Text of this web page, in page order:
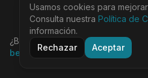
Ciudades Locales
Aviso LegalPrivacidad
¿Buscas la guía completa de
bearinbcn.com
Usamos cookies para
Consulta nuestra Política de
información.
Rechazar
Aceptar